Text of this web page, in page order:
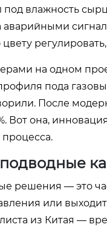
влажность
аварийными
на одном
пода
После
Вот она,
решения — это
или
из Китая —